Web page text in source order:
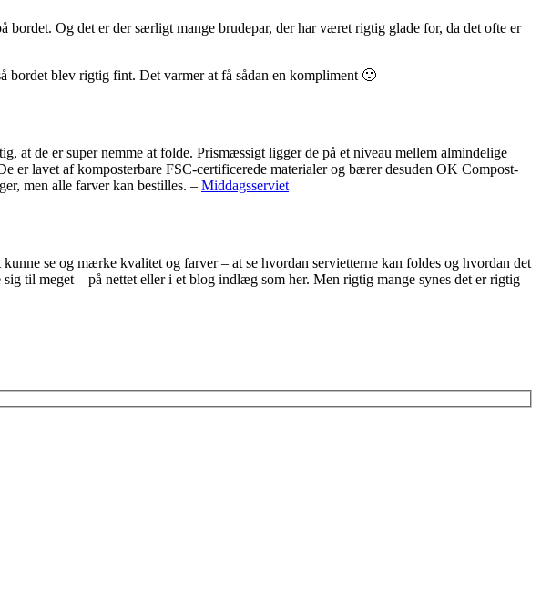
Og det er der særligt mange brudepar, der har været rigtig glade for, da det ofte er
bordet blev rigtig fint. Det varmer at få sådan en kompliment 🙂
at de er super nemme at folde. Prismæssigt ligger de på et niveau mellem almindelige
lavet af komposterbare FSC-certificerede materialer og bærer desuden OK Compost-
men alle farver kan bestilles. – Middagsserviet
se og mærke kvalitet og farver – at se hvordan servietterne kan foldes og hvordan det
til meget – på nettet eller i et blog indlæg som her. Men rigtig mange synes det er rigtig